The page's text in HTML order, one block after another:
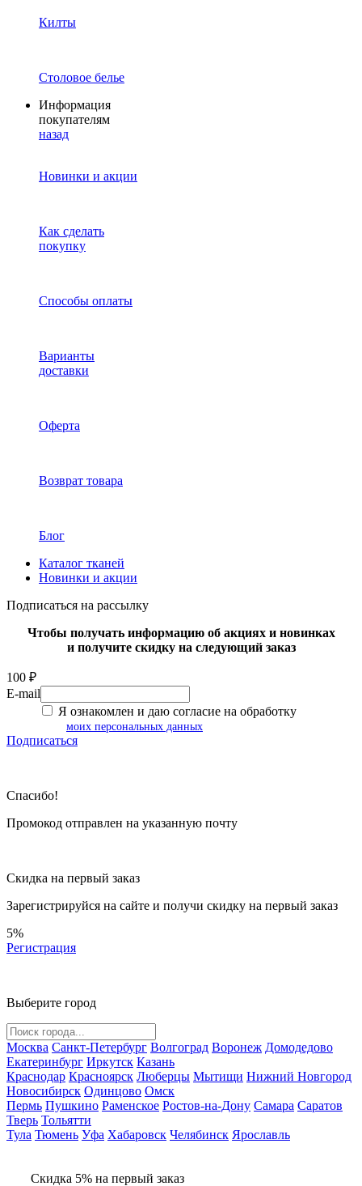
Килты
Столовое белье
Информация
покупателям
назад
Новинки и акции
Как сделать
покупку
Способы оплаты
Варианты
доставки
Оферта
Возврат товара
Блог
Каталог тканей
Новинки и акции
Подписаться на рассылку
Чтобы получать информацию об акциях и новинках
и получите скидку на следующий заказ
100 ₽
E-mail
Я ознакомлен и даю согласие на обработку
моих персональных данных
Подписаться
Спасибо!
Промокод отправлен на указанную почту
Скидка на первый заказ
Зарегистрируйся на сайте и получи скидку на первый заказ
5%
Регистрация
Выберите город
Москва Санкт-Петербург Волгоград Воронеж Домодедово
Екатеринбург Иркутск Казань
Краснодар Красноярск Люберцы Мытищи Нижний Новгород
Новосибирск Одинцово Омск
Пермь Пушкино Раменское Ростов-на-Дону Самара Саратов
Тверь Тольятти
Тула Тюмень Уфа Хабаровск Челябинск Ярославль
Скидка 5% на первый заказ